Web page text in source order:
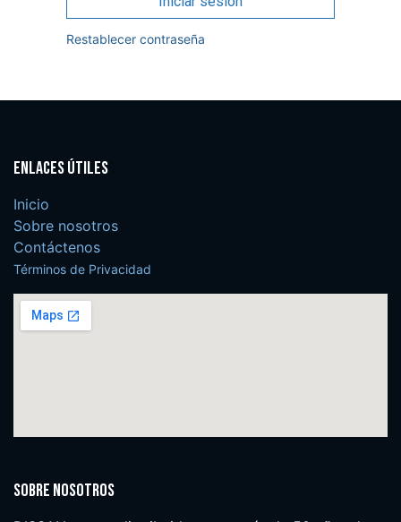
Restablecer contraseña
Enlaces útiles
Inicio
Sobre nosotros
Contáctenos
Términos de Privacidad
Sobre nosotros